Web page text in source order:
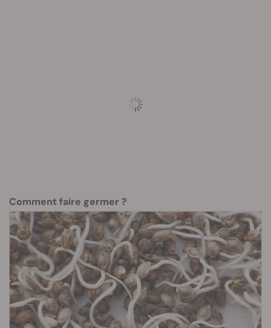
Comment faire germer ?